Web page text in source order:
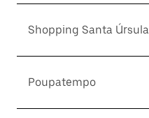
Shopping Santa Úrsula
Poupatempo